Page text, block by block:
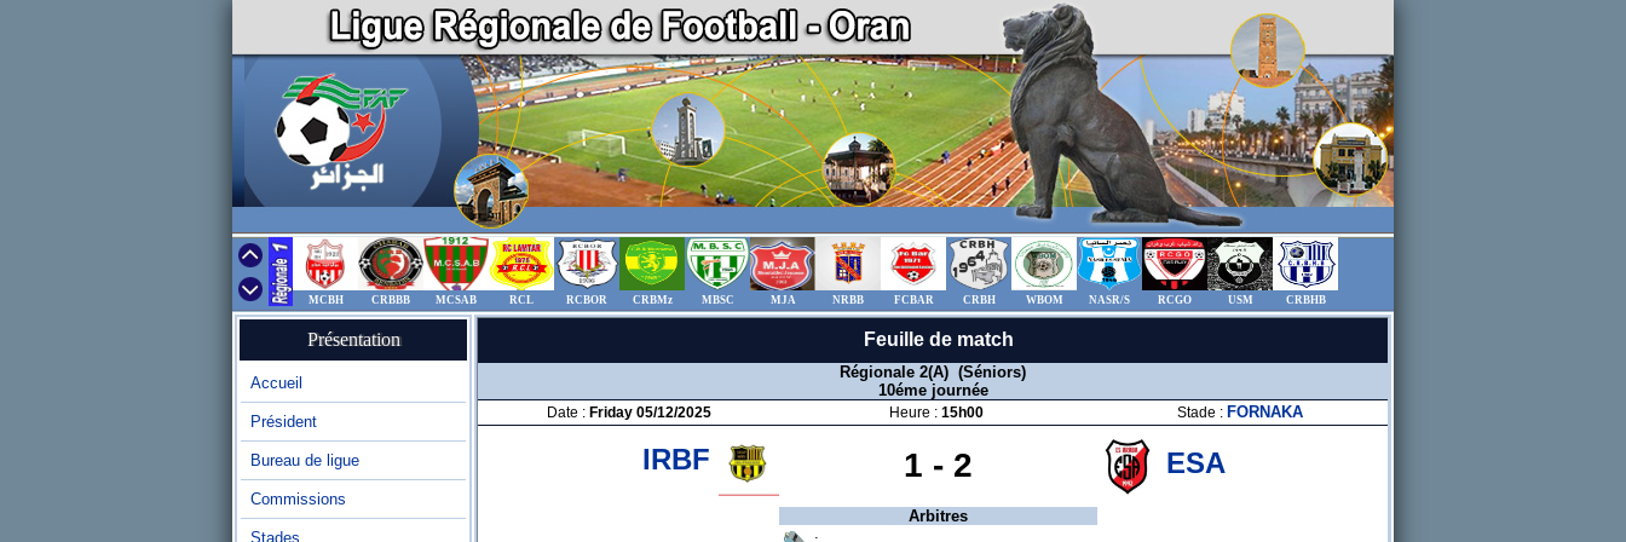
MCBH CRBBB MCSAB RCL RCBOR CRBMz MBSC MJA NRBB FCBAR CRBH WBOM NASR/S RCGO USM CRBHB
Présentation
Accueil
Président
Bureau de ligue
Commissions
Stades
Feuille de match
Régionale 2(A) (Séniors)
10éme journée
Date : Friday 05/12/2025 Heure : 15h00 Stade : FORNAKA
IRBF 1 - 2 ESA
Arbitres